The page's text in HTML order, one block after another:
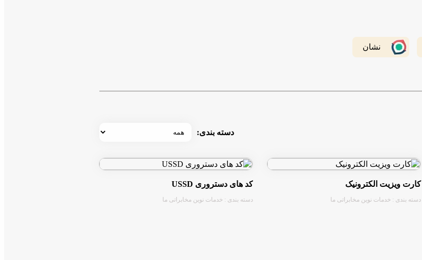
نشان
دسته بندی:
کارت ویزیت الکترونیک
دسته بندی : خدمات نوین مخابراتی ما
کد های دستروری USSD
دسته بندی : خدمات نوین مخابراتی ما